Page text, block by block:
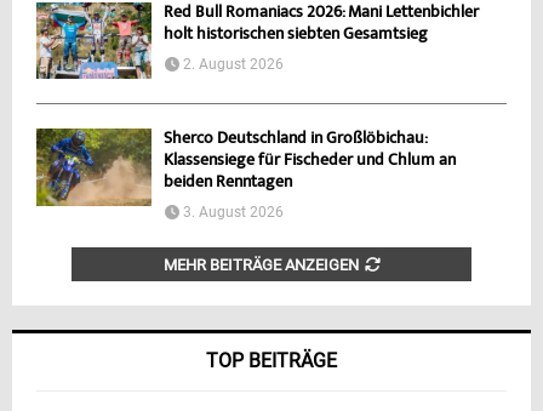
Red Bull Romaniacs 2026: Mani Lettenbichler
holt historischen siebten Gesamtsieg
2. August 2026
Sherco Deutschland in Großlöbichau:
Klassensiege für Fischeder und Chlum an
beiden Renntagen
3. August 2026
MEHR BEITRÄGE ANZEIGEN
TOP BEITRÄGE